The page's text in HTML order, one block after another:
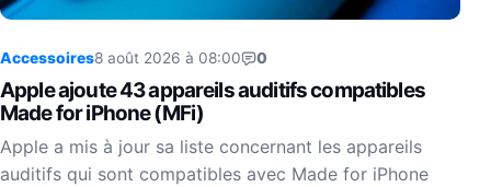
Accessoires8 août 2026 à 08:00 0
Apple ajoute 43 appareils auditifs compatibles
Made for iPhone (MFi)
Apple a mis à jour sa liste concernant les appareils
auditifs qui sont compatibles avec Made for iPhone